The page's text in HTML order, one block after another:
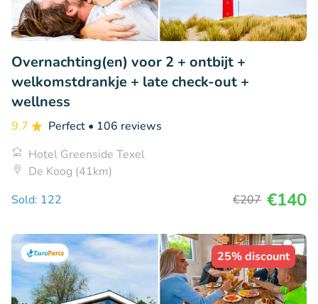
Overnachting(en) voor 2 + ontbijt +
welkomstdrankje + late check-out +
wellness
9.7 Perfect • 106 reviews
Hotel Greenside Texel
De Koog (41km)
Sold: 122
€207 €140
25% discount